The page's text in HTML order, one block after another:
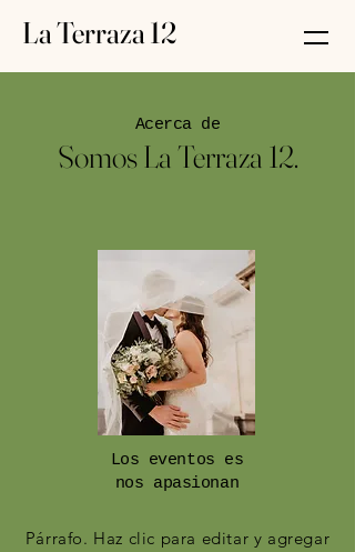
La Terraza 12
Acerca de
Somos La Terraza 12.
Los eventos es
nos apasionan
Párrafo. Haz clic para editar y agregar